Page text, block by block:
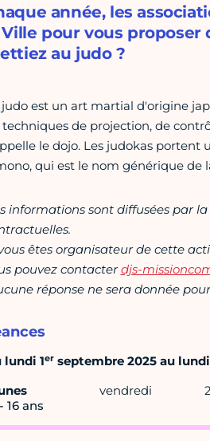
année, les
Ville pour vous
au judo ?
judo est un art martial d'origine
de projection, de
le dojo. Les judokas
qui est le nom générique de
informations sont diffusées par
êtes organisateur de cette
pouvez contacterdjs-
réponse ne sera donnée
lundi 1erseptembre 2025 au lundi
16 ans
vendredi